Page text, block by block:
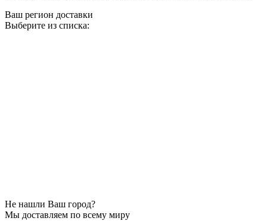
Ваш регион доставки
Выберите из списка:
Не нашли Ваш город?
Мы доставляем по всему миру